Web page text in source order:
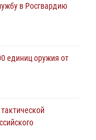
в Иркутске
в Росгвардию
единиц оружия от